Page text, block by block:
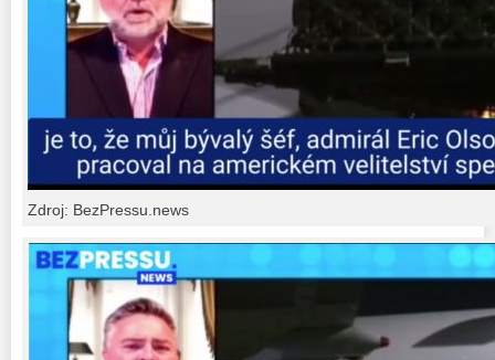
Zdroj: BezPressu.news